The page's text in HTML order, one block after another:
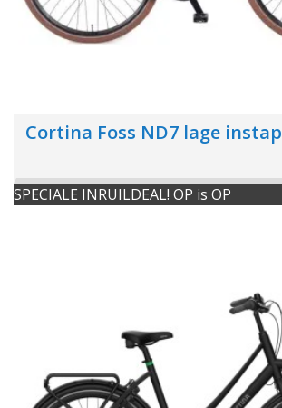
Cortina Foss ND7 lage instap
SPECIALE INRUILDEAL! OP is OP